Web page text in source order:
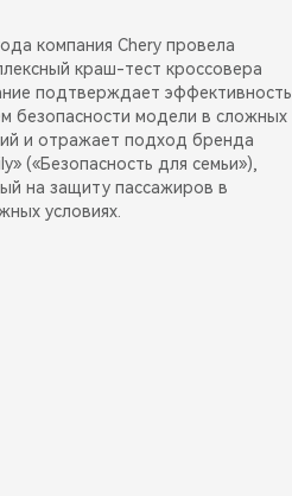
компания Chery провела
краш-тест кроссовера
подтверждает эффективность
безопасности модели в сложных
и отражает подход бренда
(«Безопасность для семьи»),
на защиту пассажиров в
условиях.